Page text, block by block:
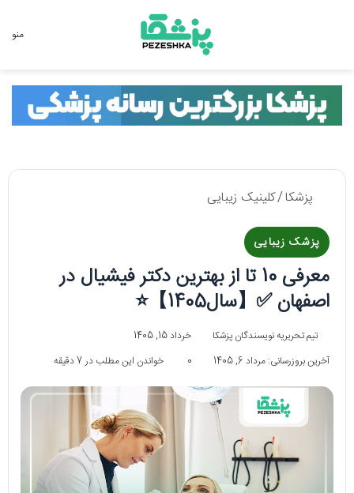
منو
پزشکا/کلینیک زیبایی
پزشک زیبایی
معرفی 10 تا از بهترین دکتر فیشیال در
اصفهان ✅【سال1405】⭐
تیم تحریریه نویسندگان پزشکا
خرداد 15, 1405
آخرین بروزرسانی: مرداد 6, 1405
0 خواندن این مطلب در 7 دقیقه